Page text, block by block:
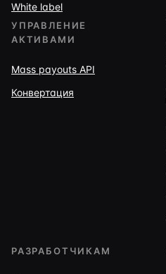
White label
УПРАВЛЕНИЕ
АКТИВАМИ
Mass payouts API
Конвертация
РАЗРАБОТЧИКАМ